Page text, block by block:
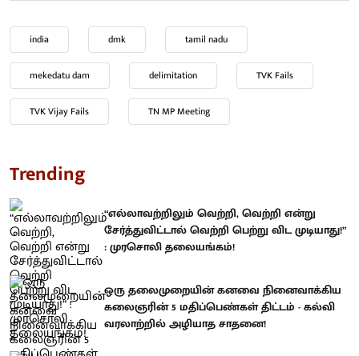
india dmk tamil nadu
mekedatu dam delimitation TVK Fails
TVK Vijay Fails TN MP Meeting
Trending
“எல்லாவற்றிலும் வெற்றி, வெற்றி என்று
சேர்த்துவிட்டால் வெற்றி பெற்று விட முடியாது!”
: முரசொலி தலையங்கம்!
ஒரு தலைமுறையின் கனவை நினைவாக்கிய
கலைஞரின் 5 மதிப்பெண்கள் திட்டம் - கல்வி
வரலாற்றில் அழியாத சாதனை!